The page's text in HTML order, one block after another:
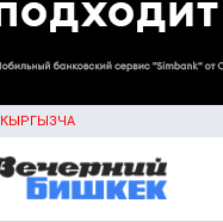
КЫРГЫЗЧА